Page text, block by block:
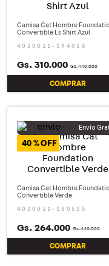
Camisa Cat Hombre
Convertible Ls Shirt Azul
4020021-194016
Gs.440.000
Gs. 310.000
COMPRAR
40 %
Camisa Cat Hombre
Convertible Verde
4020021-180515
Gs.440.000
Gs. 264.000
COMPRAR
10.